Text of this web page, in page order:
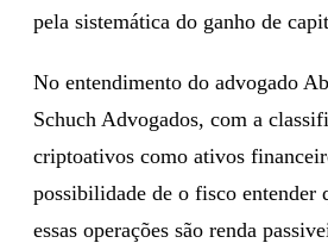
pela sistemática do ganho de
No entendimento do advogado
Schuch Advogados, com a
criptoativos como ativos
possibilidade de o fisco entender
essas operações são renda